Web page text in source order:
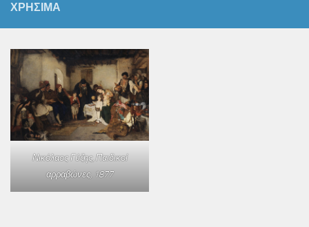
ΧΡΗΣΙΜΑ
Νικόλαος Γύζης,Παιδικοί
αρραβώνες, 1877